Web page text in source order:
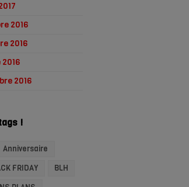
2016
2016
2016
!
Anniversaire
FRIDAY
BLH